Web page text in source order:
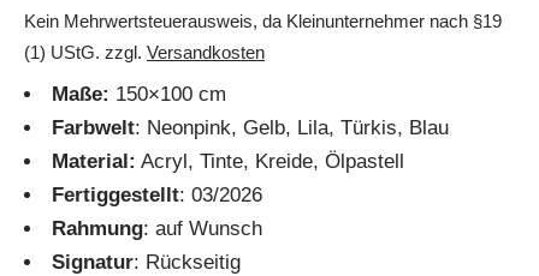
Kein Mehrwertsteuerausweis, da Kleinunternehmer nach §19
(1) UStG. zzgl. Versandkosten
Maße: 150×100 cm
Farbwelt: Neonpink, Gelb, Lila, Türkis, Blau
Material: Acryl, Tinte, Kreide, Ölpastell
Fertiggestellt: 03/2026
Rahmung: auf Wunsch
Signatur: Rückseitig